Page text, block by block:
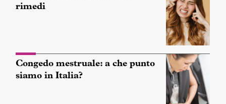
rimedi
Congedo mestruale: a che punto
siamo in Italia?